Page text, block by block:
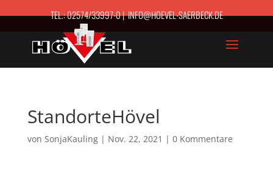
TEL.: 02574/33997-0 | INFO@HOEVEL-SAERBECK.DE
StandorteHövel
von SonjaKauling| Nov. 22, 2021 | 0 Kommentare